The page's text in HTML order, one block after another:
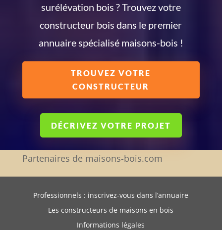
surélévation bois ? Trouvez votre
constructeur bois dans le premier
annuaire spécialisé maisons-bois !
TROUVEZ VOTRE
CONSTRUCTEUR
DÉCRIVEZ VOTRE PROJET
Partenaires de maisons-bois.com
Professionnels : inscrivez-vous dans l’annuaire
Les constructeurs de maisons en bois
Informations légales